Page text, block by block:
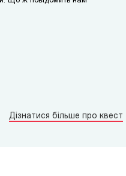
Дізнатися більше про квест